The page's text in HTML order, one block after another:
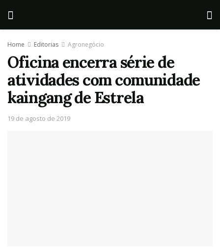
Home Editorias Agronegócio
Oficina encerra série de
atividades com comunidade
kaingang de Estrela
19 de agosto de 2019